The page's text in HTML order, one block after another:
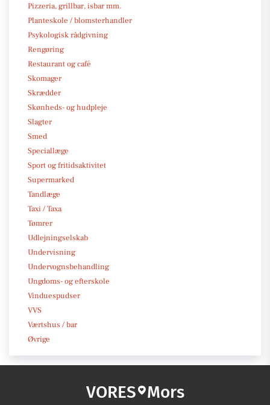
Pizzeria, grillbar, isbar mm.
Planteskole / blomsterhandler
Psykologisk rådgivning
Rengøring
Restaurant og café
Skomager
Skrædder
Skønheds- og hudpleje
Slagter
Smed
Speciallæge
Sport og fritidsaktivitet
Supermarked
Tandlæge
Taxi / Taxa
Tømrer
Udlejningselskab
Undervisning
Undervognsbehandling
Ungdoms- og efterskole
Vinduespudser
VVS
Værtshus / bar
Øvrige
VORES Mors